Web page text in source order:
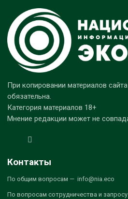
При копировании материалов
обязательна.
Категория материалов 18+
Мнение редакции может не
Контакты
По общим вопросам — info@nia.eco
По вопросам сотрудничества и запросу